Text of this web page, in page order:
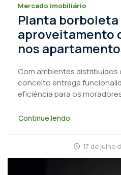
Mercado imobiliário
Planta
aproveitamento
nos
Com ambientes
conceito entrega
eficiência para os
Continue lendo
17 de julho